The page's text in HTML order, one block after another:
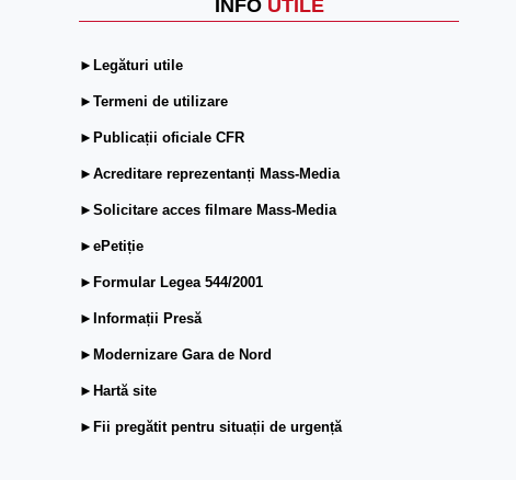
INFO UTILE
►Legături utile
►Termeni de utilizare
►Publicații oficiale CFR
►Acreditare reprezentanți Mass-Media
►Solicitare acces filmare Mass-Media
►ePetiție
►Formular Legea 544/2001
►Informații Presă
►Modernizare Gara de Nord
►Hartă site
►Fii pregătit pentru situații de urgență